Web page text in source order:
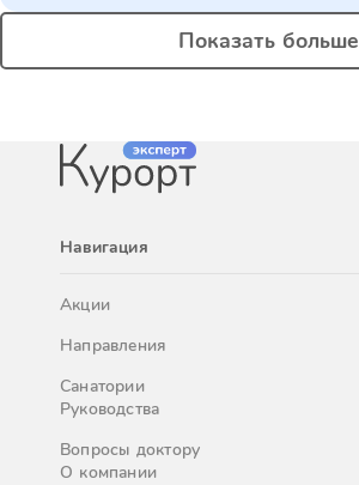
Показать больше
Навигация
Акции
Направления
Санатории
Руководства
Вопросы доктору
О компании